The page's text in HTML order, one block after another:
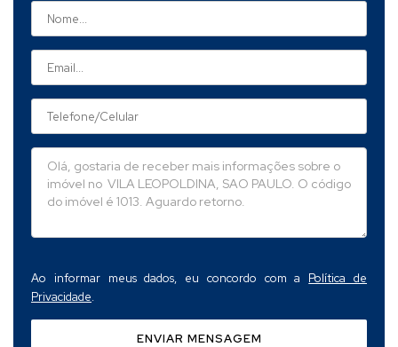
Ao informar meus dados, eu concordo com a Política de
Privacidade.
ENVIAR MENSAGEM